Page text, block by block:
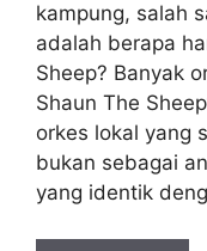
kampung, salah
adalah berapa
Sheep? Banyak
Shaun The
orkes lokal yang
bukan sebagai
yang identik